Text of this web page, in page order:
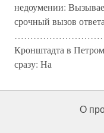
недоумении:
срочный вызов
Кронштадта в
сразу: На
О